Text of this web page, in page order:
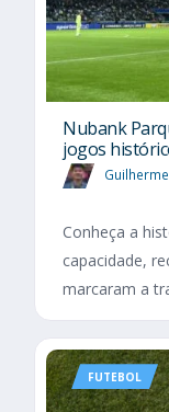
Nubank
jogos
Conheça a
capacidade,
marcaram a
FUTEBOL